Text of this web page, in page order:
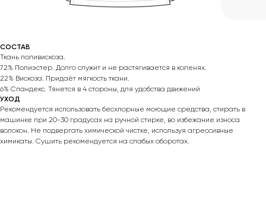
СОСТАВ
Ткань поливискоза.
72% Полиэстер. Долго служит и не растягивается в коленях.
22% Вискоза. Придаёт мягкость ткани.
6% Спандекс. Тянется в 4 стороны, для удобства движений
УХОД
Рекомендуется использовать бесхлорные моющие средства, стирать в
машинке при 20-30 градусах на ручной стирке, во избежание износа
волокон. Не подвергать химической чистке, используя агрессивные
химикаты. Сушить рекомендуется на слабых оборотах.